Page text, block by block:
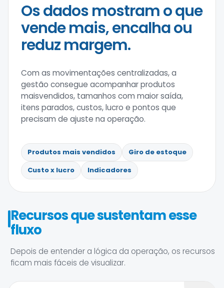
Os dados mostram o que
vende mais, encalha ou
reduz margem.
Com as movimentações centralizadas, a
gestão consegue acompanhar produtos
maisvendidos, tamanhos com maior saída,
itens parados, custos, lucro e pontos que
precisam de ajuste na operação.
Produtos mais vendidos
Giro de estoque
Custo x lucro
Indicadores
Recursos que sustentam esse
fluxo
Depois de entender a lógica da operação, os recursos
ficam mais fáceis de visualizar.